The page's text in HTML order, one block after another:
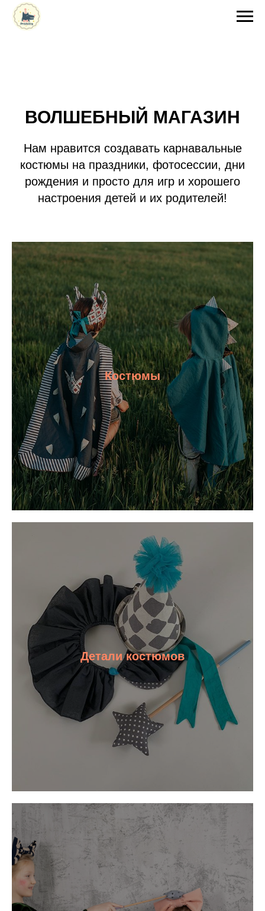
ВОЛШЕБНЫЙ МАГАЗИН
Нам нравится создавать карнавальные
костюмы на праздники, фотосессии, дни
рождения и просто для игр и хорошего
настроения детей и их родителей!
Костюмы
Детали костюмов